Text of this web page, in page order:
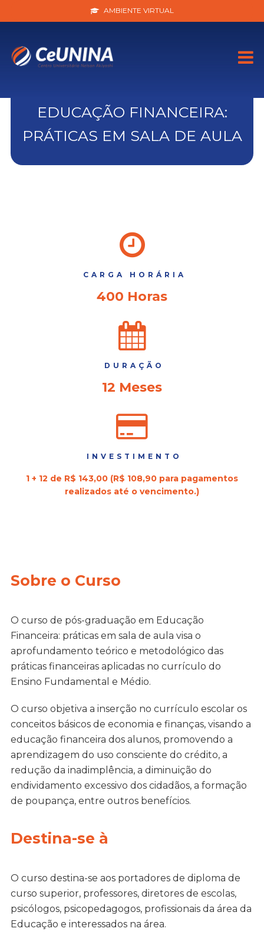
AMBIENTE VIRTUAL
EDUCAÇÃO FINANCEIRA:
PRÁTICAS EM SALA DE AULA
CARGA HORÁRIA
400 Horas
DURAÇÃO
12 Meses
INVESTIMENTO
1 + 12 de R$ 143,00 (R$ 108,90 para pagamentos
realizados até o vencimento.)
Sobre o Curso
O curso de pós-graduação em Educação
Financeira: práticas em sala de aula visa o
aprofundamento teórico e metodológico das
práticas financeiras aplicadas no currículo do
Ensino Fundamental e Médio.
O curso objetiva a inserção no currículo escolar os
conceitos básicos de economia e finanças, visando a
educação financeira dos alunos, promovendo a
aprendizagem do uso consciente do crédito, a
redução da inadimplência, a diminuição do
endividamento excessivo dos cidadãos, a formação
de poupança, entre outros benefícios.
Destina-se à
O curso destina-se aos portadores de diploma de
curso superior, professores, diretores de escolas,
psicólogos, psicopedagogos, profissionais da área da
Educação e interessados na área.